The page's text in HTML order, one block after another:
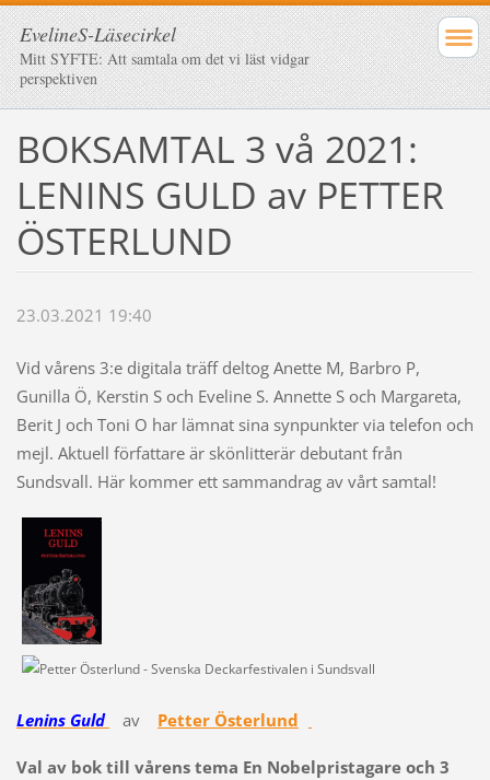
EvelineS-Läsecirkel
Mitt SYFTE: Att samtala om det vi läst vidgar
perspektiven
BOKSAMTAL 3 vå 2021:
LENINS GULD av PETTER
ÖSTERLUND
23.03.2021 19:40
Vid vårens 3:e digitala träff deltog Anette M, Barbro P,
Gunilla Ö, Kerstin S och Eveline S. Annette S och Margareta,
Berit J och Toni O har lämnat sina synpunkter via telefon och
mejl. Aktuell författare är skönlitterär debutant från
Sundsvall. Här kommer ett sammandrag av vårt samtal!
Lenins Guld av Petter Österlund
Val av bok till vårens tema En Nobelpristagare och 3